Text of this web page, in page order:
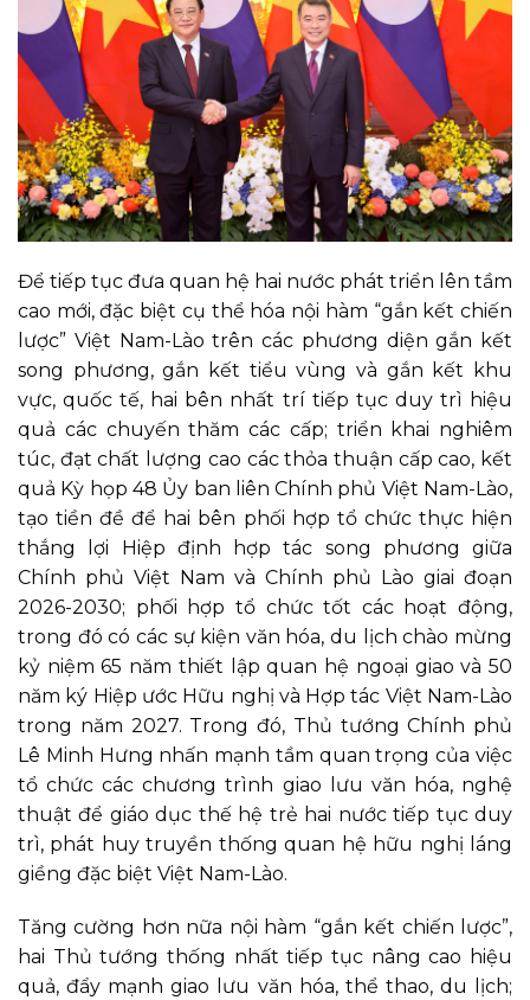
Để tiếp tục đưa quan hệ hai nước phát triển lên tầm
cao mới, đặc biệt cụ thể hóa nội hàm “gắn kết chiến
lược” Việt Nam-Lào trên các phương diện gắn kết
song phương, gắn kết tiểu vùng và gắn kết khu
vực, quốc tế, hai bên nhất trí tiếp tục duy trì hiệu
quả các chuyến thăm các cấp; triển khai nghiêm
túc, đạt chất lượng cao các thỏa thuận cấp cao, kết
quả Kỳ họp 48 Ủy ban liên Chính phủ Việt Nam-Lào,
tạo tiền đề để hai bên phối hợp tổ chức thực hiện
thắng lợi Hiệp định hợp tác song phương giữa
Chính phủ Việt Nam và Chính phủ Lào giai đoạn
2026-2030; phối hợp tổ chức tốt các hoạt động,
trong đó có các sự kiện văn hóa, du lịch chào mừng
kỷ niệm 65 năm thiết lập quan hệ ngoại giao và 50
năm ký Hiệp ước Hữu nghị và Hợp tác Việt Nam-Lào
trong năm 2027. Trong đó, Thủ tướng Chính phủ
Lê Minh Hưng nhấn mạnh tầm quan trọng của việc
tổ chức các chương trình giao lưu văn hóa, nghệ
thuật để giáo dục thế hệ trẻ hai nước tiếp tục duy
trì, phát huy truyền thống quan hệ hữu nghị láng
giềng đặc biệt Việt Nam-Lào.
Tăng cường hơn nữa nội hàm “gắn kết chiến lược”,
hai Thủ tướng thống nhất tiếp tục nâng cao hiệu
quả, đẩy mạnh giao lưu văn hóa, thể thao, du lịch;